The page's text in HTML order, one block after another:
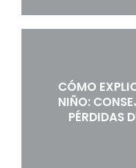
CÓMO
NIÑO:
PÉRDIDAS